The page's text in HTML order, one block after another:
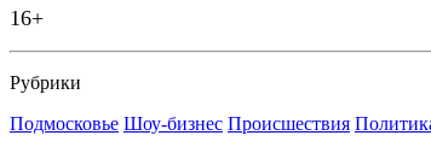
16+
Рубрики
Подмосковье Шоу-бизнес Происшествия